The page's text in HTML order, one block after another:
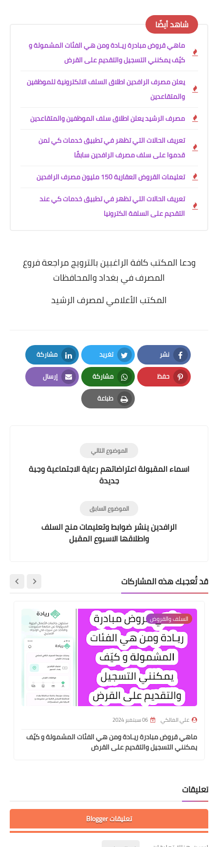
شاهد أيضًا
ماهي قروض مبادرة ريـادة ومن هي الفئات المشمولة و
كيّف يمكنني التسجيل والتقديم على القرض
يعلن مصرف الرافدين اطلاق السلف الالكترونية للموظفين
والمتقاعدين
مصرف الرشيد يعلن اطلاق سلف الموظفين والمتقاعدين
تعريف الحالات التي تظهر في تطبيق خدمات كي لمن
قدموا على سلف مصرف الرافدين سابقًا
تعليمات القروض العقارية 150 مليون مصرف الرافدين
تعريف الحالات التي تظهر في تطبيق خدمات كي عند
التقديم على السلفة الكترونيا
ودعا المكتب كافة الراغبين بالترويج مراجعة فروع
المصرف في بغداد والمحافظات
المكتب الأعلامي لمصرف الرشيد
نشر
Facebook
تغريد
Twitter
مشاركة
LinkedIn
حفظ
Pinterest
مشاركة
Whatsapp
إرسال
Email
طباعة
Print
الموضوع التالي
اسماء المقبولة اعتراضاتهم رعاية الاجتماعية وجبة
جديدة
الموضوع السابق
الرافدين ينشر ضوابط وتعليمات منح السلف
واطلاقها الاسبوع المقبل
قد تُعجبك هذه المشاركات
السلف والقروض
علي المالكي 06 سبتمبر 2024
ماهي قروض مبادرة ريـادة ومن هي الفئات المشمولة و كيّف
يمكنني التسجيل والتقديم على القرض
تعليقات
تعليقات Blogger